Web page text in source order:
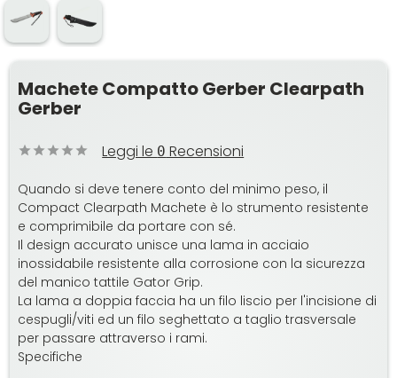
Machete Compatto Gerber Clearpath
Gerber
Leggi le 0 Recensioni
Quando si deve tenere conto del minimo peso, il
Compact Clearpath Machete è lo strumento resistente
e comprimibile da portare con sé.
Il design accurato unisce una lama in acciaio
inossidabile resistente alla corrosione con la sicurezza
del manico tattile Gator Grip.
La lama a doppia faccia ha un filo liscio per l'incisione di
cespugli/viti ed un filo seghettato a taglio trasversale
per passare attraverso i rami.
Specifiche